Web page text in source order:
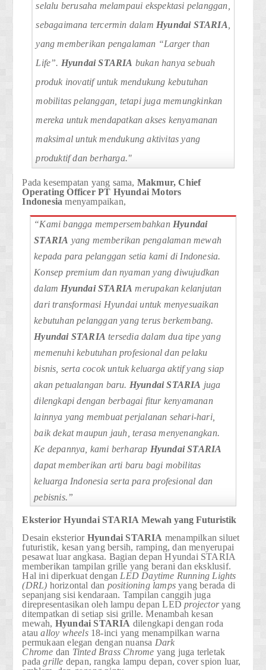
selalu berusaha melampaui ekspektasi pelanggan,
sebagaimana tercermin dalam Hyundai STARIA
yang memberikan pengalaman “Larger than
Life”. Hyundai STARIA bukan hanya sebuah
produk inovatif untuk mendukung kebutuhan
mobilitas pelanggan, tetapi juga memungkinkan
mereka untuk mendapatkan akses kenyamanan
maksimal untuk mendukung aktivitas yang
produktif dan berharga."
Pada kesempatan yang sama, Makmur, Chief
Operating Officer PT Hyundai Motors
Indonesia menyampaikan,
“Kami bangga mempersembahkan Hyundai
STARIA yang memberikan pengalaman mewah
kepada para pelanggan setia kami di Indonesia.
Konsep premium dan nyaman yang diwujudkan
dalam Hyundai STARIA merupakan kelanjutan
dari transformasi Hyundai untuk menyesuaikan
kebutuhan pelanggan yang terus berkembang.
Hyundai STARIA tersedia dalam dua tipe yang
memenuhi kebutuhan profesional dan pelaku
bisnis, serta cocok untuk keluarga aktif yang siap
akan petualangan baru. Hyundai STARIA juga
dilengkapi dengan berbagai fitur kenyamanan
lainnya yang membuat perjalanan sehari-hari,
baik dekat maupun jauh, terasa menyenangkan.
Ke depannya, kami berharap Hyundai STARIA
dapat memberikan arti baru bagi mobilitas
keluarga Indonesia serta para profesional dan
pebisnis.”
EksteriorHyundai STARIAMewah yang Futuristik
Desain eksterior Hyundai STARIA menampilkan siluet
futuristik, kesan yang bersih, ramping, dan menyerupai
pesawat luar angkasa. Bagian depan Hyundai STARIA
memberikan tampilan grille yang berani dan eksklusif.
Hal ini diperkuat dengan LED Daytime Running Lights
(DRL) horizontal dan positioning lampsyang berada di
sepanjang sisi kendaraan. Tampilan canggih juga
direpresentasikan oleh lampu depan LEDprojectoryang
ditempatkan di setiap sisi grille. Menambah kesan
mewah, Hyundai STARIA dilengkapi dengan roda
ataualloy wheels18-inci yang menampilkan warna
permukaan elegan dengan nuansa Dark
Chrome dan Tinted Brass Chrome yang juga terletak
padagrille depan, rangka lampu depan, cover spion luar,